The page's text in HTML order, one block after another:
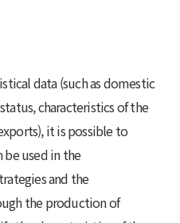
data (such as domestic
characteristics of the
it is possible to
used in the
and the
the production of